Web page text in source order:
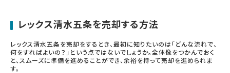
レックス清水五条を売却する方法
レックス清水五条を売却をするとき、最初に知りたいのは「どんな流れで、
何をすればよいの？」という点ではないでしょうか。全体像をつかんでおく
と、スムーズに準備を進めることができ、余裕を持って売却を進められま
す。